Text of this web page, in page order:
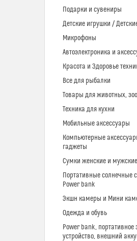
Подарки и сувениры
Детские игрушки /
Микрофоны
Автоэлектроника и
Красота и Здоровье
Все для рыбалки
Товары для животных,
Техника для кухни
Мобильные аксессуары
Компьютерные
гаджеты
Сумки женские и мужские
Портативные солнечные
Power bank
Экшн камеры и Мини
Одежда и обувь
Power bank, портативное
устройство, внешний